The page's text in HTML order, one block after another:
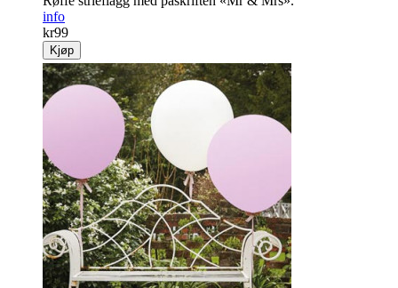
info
kr99
Kjøp